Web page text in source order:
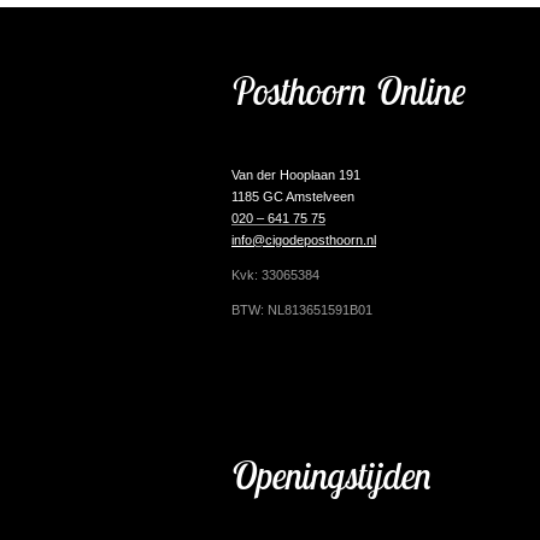
Posthoorn Online
Van der Hooplaan 191
1185 GC Amstelveen
020 – 641 75 75
info@cigodeposthoorn.nl
Kvk: 33065384
BTW: NL813651591B01
Openingstijden